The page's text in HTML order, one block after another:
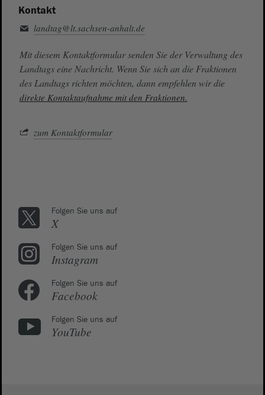
Kontakt
landtag@lt.sachsen-anhalt.de
Mit diesem Kontaktformular senden Sie der Verwaltung des
Landtags eine Nachricht. Wenn Sie sich an die Fraktionen
des Landtags richten möchten, dann empfehlen wir die
direkte Kontaktaufnahme mit den Fraktionen.
zum Kontaktformular
Folgen Sie uns auf
X
Folgen Sie uns auf
Instagram
Folgen Sie uns auf
Facebook
Folgen Sie uns auf
YouTube